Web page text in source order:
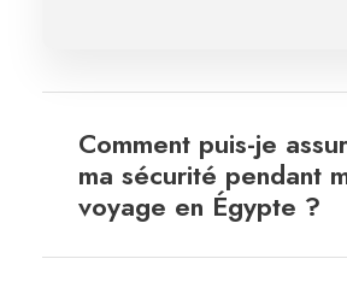
Comment puis-je
ma sécurité pendant
voyage en Égypte ?